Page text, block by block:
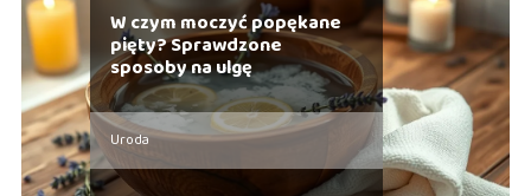
W czym moczyć popękane
pięty? Sprawdzone
sposoby na ulgę
Uroda